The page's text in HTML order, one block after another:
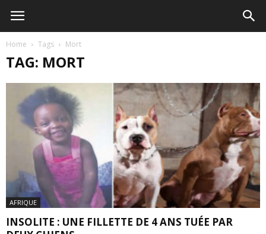
Home Tags Mort
TAG: MORT
AFRIQUE
INSOLITE : UNE FILLETTE DE 4 ANS TUÉE PAR